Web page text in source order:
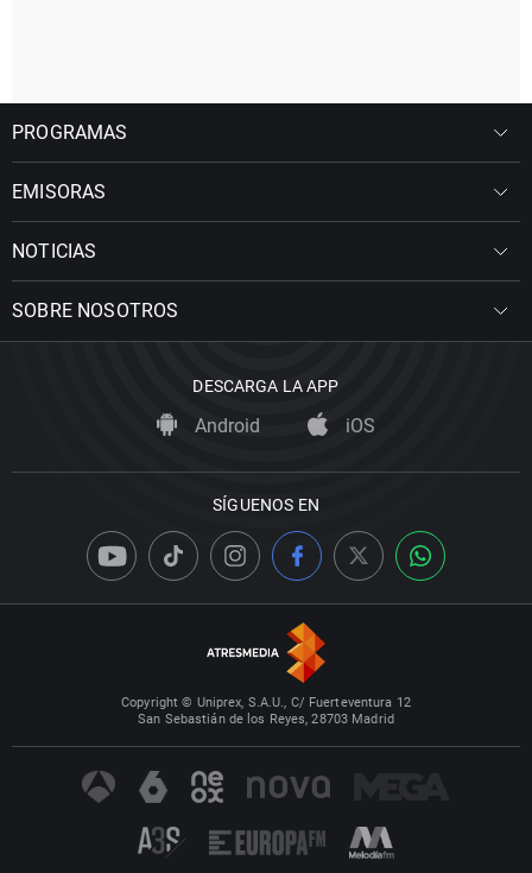
PROGRAMAS
EMISORAS
NOTICIAS
SOBRE NOSOTROS
DESCARGA LA APP
Android iOS
SÍGUENOS EN
Copyright © Uniprex, S.A.U., C/ Fuerteventura 12
San Sebastián de los Reyes, 28703 Madrid